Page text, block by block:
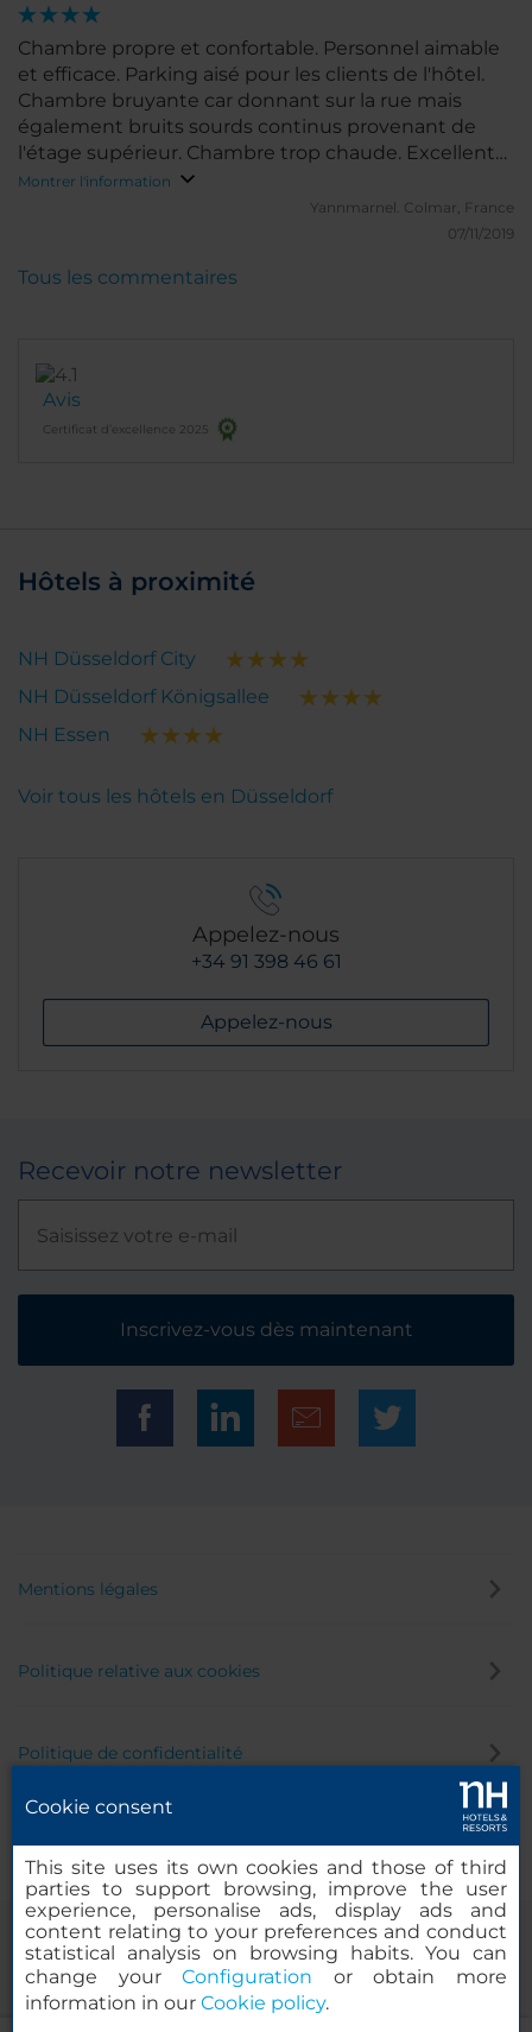
Chambre propre et confortable. Personnel aimable
et efficace. Parking aisé pour les clients de l'hôtel.
Chambre bruyante car donnant sur la rue mais
également bruits sourds continus provenant de
l'étage supérieur. Chambre trop chaude. Excellent
petit-déjeuner et bar agréable.
Montrer l'information
Yannmarnel. Colmar, France
07/11/2019
Avis
Certificat d’excellence 2025
Tous les commentaires
Hôtels à proximité
NH Düsseldorf City
NH Düsseldorf Königsallee
NH Essen
Voir tous les hôtels en Düsseldorf
Appelez-nous
+34 91 398 46 61
Appelez-nous
Recevoir notre newsletter
Inscrivez-vous dès maintenant
Mentions légales
Politique relative aux cookies
Politique de confidentialité
Cookie consent
This site uses its own cookies and those of third
parties to support browsing, improve the user
experience, personalise ads, display ads and
content relating to your preferences and conduct
statistical analysis on browsing habits. You can
change yourConfiguration or obtain more
information in our Cookie policy.